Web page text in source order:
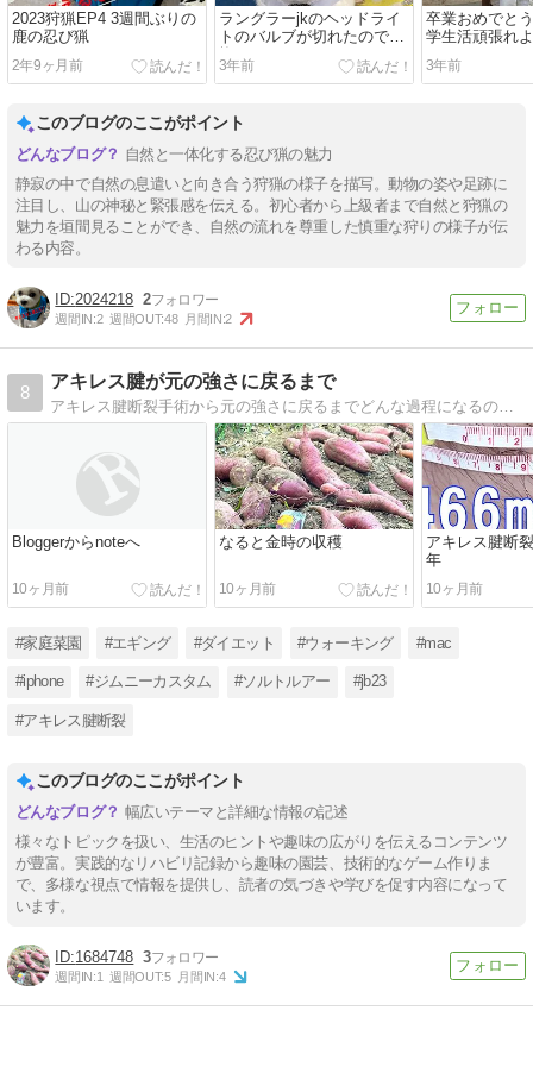
2023狩猟EP4 3週間ぶりの
鹿の忍び猟
2年9ヶ月前
ラングラーjkのヘッドライ
トのバルブが切れたので交
換
3年前
卒業おめでと
学生活頑張れよ
3年前
このブログのここがポイント
自然と一体化する忍び猟の魅力
静寂の中で自然の息遣いと向き合う狩猟の様子を描写。動物の姿や足跡に
注目し、山の神秘と緊張感を伝える。初心者から上級者まで自然と狩猟の
魅力を垣間見ることができ、自然の流れを尊重した慎重な狩りの様子が伝
わる内容。
2024218 2
週間IN:2 週間OUT:48 月間IN:2
8
アキレス腱が元の強さに戻るまで
アキレス腱断裂手術から元の強さに戻るまでどんな過程になるのか、検証してみます。
Bloggerからnoteへ
10ヶ月前
なると金時の収穫
10ヶ月前
アキレス腱断
年
10ヶ月前
#家庭菜園 #エギング #ダイエット #ウォーキング #mac
#iphone #ジムニーカスタム #ソルトルアー #jb23
#アキレス腱断裂
このブログのここがポイント
幅広いテーマと詳細な情報の記述
様々なトピックを扱い、生活のヒントや趣味の広がりを伝えるコンテンツ
が豊富。実践的なリハビリ記録から趣味の園芸、技術的なゲーム作りま
で、多様な視点で情報を提供し、読者の気づきや学びを促す内容になって
います。
1684748 3
週間IN:1 週間OUT:5 月間IN:4